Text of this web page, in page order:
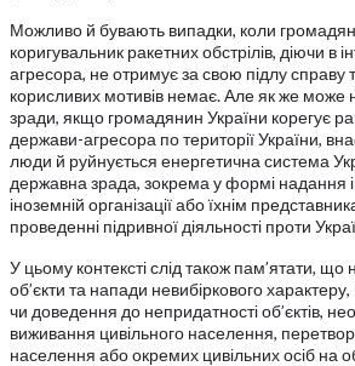
Можливо й бувають випадки, коли
коригувальник ракетних обстрілів, діючи в
агресора, не отримує за свою підлу справу
корисливих мотивів немає. Але як же може
зради, якщо громадянин України корегує
держави-агресора по території України,
люди й руйнується енергетична система
державна зрада, зокрема у формі надання
іноземній організації або їхнім
проведенні підривної діяльності проти
У цьому контексті слід також пам’ятати, що
об’єкти та напади невибіркового
чи доведення до непридатності об’єктів,
виживання цивільного населення,
населення або окремих цивільних осіб на